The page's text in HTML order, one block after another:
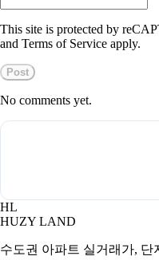
This site is protected by
and Terms of Service apply.
Post
No comments yet.
HL
HUZY LAND
수도권 아파트 실거래가, 단